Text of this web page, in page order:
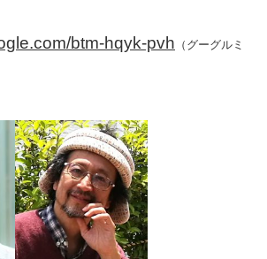
btm-hqyk-pvh （グーグルミ